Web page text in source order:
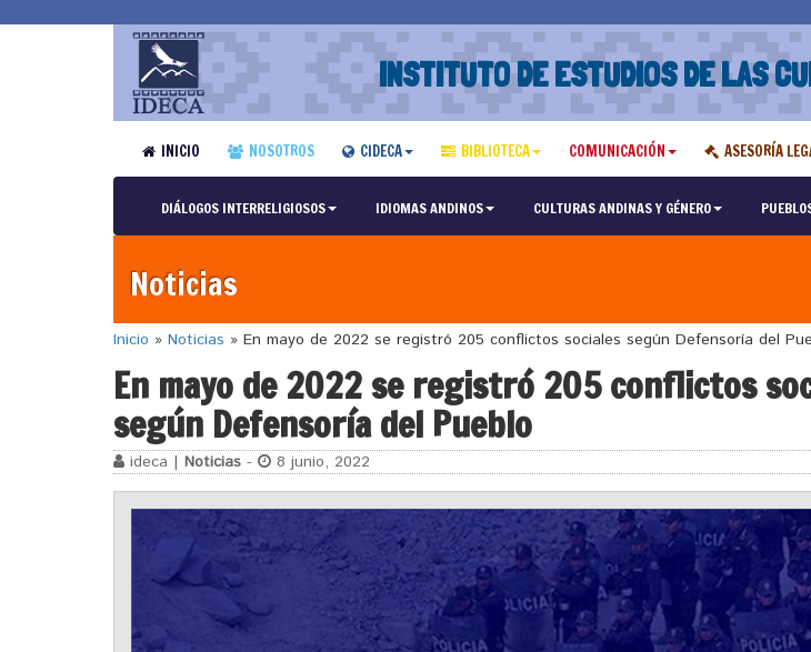
INSTITUTO DE ESTUDIOS DE LAS
INICIO NOSOTROS CIDECA BIBLIOTECA COMUNICACIÓN ASESORÍA
DIÁLOGOS INTERRELIGIOSOS IDIOMAS ANDINOS CULTURAS ANDINAS Y GÉNERO
Noticias
Inicio » Noticias » En mayo de 2022 se registró 205 conflictos sociales según Defensoría del
En mayo de 2022 se registró 205 conflictos
según Defensoría del Pueblo
ideca | Noticias - 8 junio, 2022